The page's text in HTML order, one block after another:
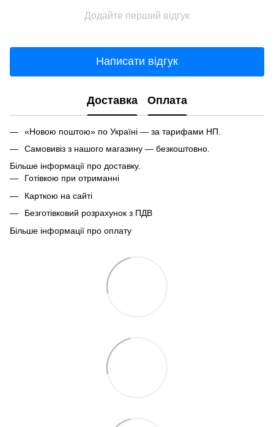
Додайте перший відгук
Написати відгук
Доставка Оплата
«Новою поштою» по Україні — за тарифами НП.
Самовивіз з нашого магазину — безкоштовно.
Більше інформації про доставку.
Готівкою при отриманні
Карткою на сайті
Безготівковий розрахунок з ПДВ
Більше інформації про оплату